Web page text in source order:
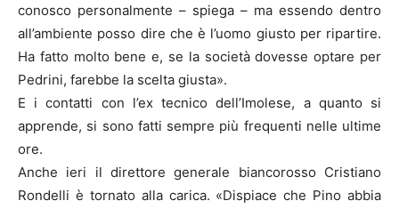
conosco personalmente – spiega – ma essendo dentro
all’ambiente posso dire che è l’uomo giusto per ripartire.
Ha fatto molto bene e, se la società dovesse optare per
Pedrini, farebbe la scelta giusta».
E i contatti con l’ex tecnico dell’Imolese, a quanto si
apprende, si sono fatti sempre più frequenti nelle ultime
ore.
Anche ieri il direttore generale biancorosso Cristiano
Rondelli è tornato alla carica. «Dispiace che Pino abbia